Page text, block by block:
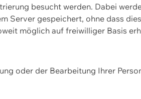
besucht werden. Dabei
Server gespeichert, ohne dass
möglich auf freiwilliger Basis
oder der Bearbeitung Ihrer